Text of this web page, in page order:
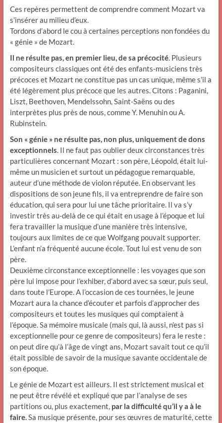
Ces repères permettent de comprendre comment Mozart va
s’insérer au milieu d’eux.
Tordons d’abord le cou à certaines perceptions non fondées du
« génie » de Mozart.
Il ne résulte pas, en premier lieu, de sa précocité. Plusieurs
compositeurs classiques ont été des enfants-musiciens très
précoces et Mozart ne constitue pas un cas unique, même s’il a
été légèrement plus précoce que les autres. Citons : Paganini,
Liszt, Beethoven, Mendelssohn, Saint-Saëns ou des
interprètes plus près de nous, comme Y. Menuhin ou A.
Rubinstein.
Son « génie » ne résulte pas, non plus, uniquement de dons
exceptionnels. Il ne faut pas oublier deux circonstances très
particulières concernant Mozart : son père, Léopold, était lui-
même un musicien et surtout un pédagogue remarquable,
auteur d’une méthode de violon réputée. En observant les
dispositions de son jeune fils, il va entreprendre de faire son
éducation, qui sera pour lui une tâche prioritaire. Il va s’y
investir très au-delà de ce qui était en usage à l’époque et lui
fera travailler la musique d’une manière très intensive,
toujours aux limites de ce que Wolfgang pouvait supporter.
L’enfant n’a fréquenté aucune école. Tout lui est venu de son
père.
Deuxième circonstance exceptionnelle : les voyages que son
père lui impose pour l’exhiber, d’abord avec sa sœur, puis seul,
dans toute l’Europe. A l’occasion de ces tournées, le jeune
Mozart aura la chance d’écouter et parfois d’approcher des
compositeurs et toutes les musiques qui comptaient à
l’époque. Sa mémoire musicale (mais qui, là aussi, n’est pas si
exceptionnelle pour ce genre de compositeurs) fera le reste :
on peut dire qu’à l’âge de vingt ans, Mozart savait tout ce qu’il
était possible de savoir de la musique savante occidentale de
son époque.
Le génie de Mozart est ailleurs. Il est strictement musical et
ne peut être révélé et expliqué que par l’analyse de ses
partitions ou, plus exactement, par la difficulté qu’il y a à le
faire.Sa musique présente, pour ses œuvres de maturité, cette